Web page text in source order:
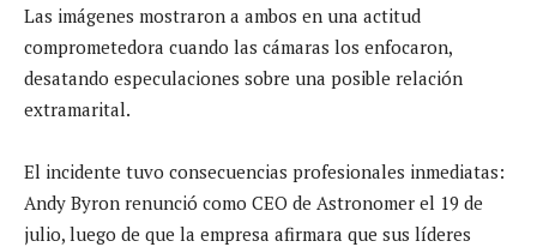
Las imágenes mostraron a ambos en una actitud
comprometedora cuando las cámaras los enfocaron,
desatando especulaciones sobre una posible relación
extramarital.
El incidente tuvo consecuencias profesionales inmediatas:
Andy Byron renunció como CEO de Astronomer el 19 de
julio, luego de que la empresa afirmara que sus líderes